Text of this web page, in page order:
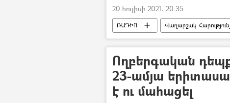
20 հուլիսի 2021, 20:35
ՌԱԴԻՈ Վաղարշակ
Ողբերգական
23-ամյա
է ու մահացել